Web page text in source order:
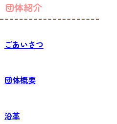
団体紹介
ごあいさつ
団体概要
沿革